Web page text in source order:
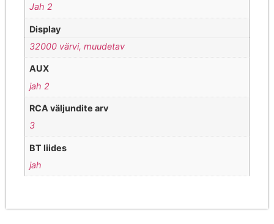
Jah 2
Display
32000 värvi, muudetav
AUX
jah 2
RCA väljundite arv
3
BT liides
jah